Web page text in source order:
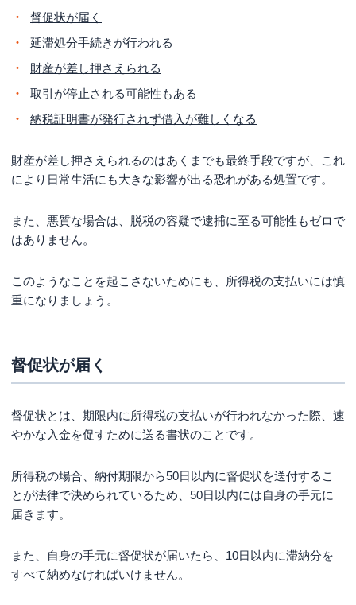
経費や節税の対策不足
売掛金の回収不能
個人事業主が陥りがちな所得税以外の不足
住民税
個人事業税
消費税
Q.個人事業主の所得税は分割で支払える？
Q.自己破産すると税金も全額免除される？
まとめ
督促状が届く
延滞処分手続きが行われる
財産が差し押さえられる
取引が停止される可能性もある
納税証明書が発行されず借入が難しくなる
財産が差し押さえられるのはあくまでも最終手段ですが、これ
により日常生活にも大きな影響が出る恐れがある処置です。
また、悪質な場合は、脱税の容疑で逮捕に至る可能性もゼロで
はありません。
このようなことを起こさないためにも、所得税の支払いには慎
重になりましょう。
督促状が届く
督促状とは、期限内に所得税の支払いが行われなかった際、速
やかな入金を促すために送る書状のことです。
所得税の場合、納付期限から50日以内に督促状を送付するこ
とが法律で決められているため、50日以内には自身の手元に
届きます。
また、自身の手元に督促状が届いたら、10日以内に滞納分を
すべて納めなければいけません。